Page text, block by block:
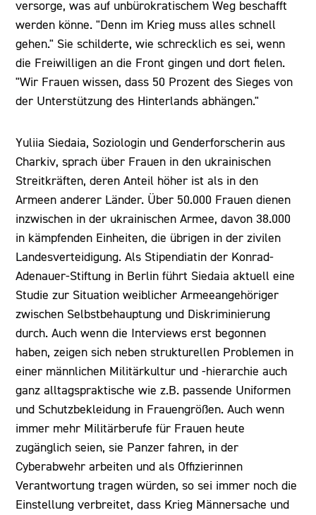
versorge, was auf unbürokratischem Weg beschafft
werden könne. "Denn im Krieg muss alles schnell
gehen." Sie schilderte, wie schrecklich es sei, wenn
die Freiwilligen an die Front gingen und dort fielen.
"Wir Frauen wissen, dass 50 Prozent des Sieges von
der Unterstützung des Hinterlands abhängen."
Yuliia Siedaia, Soziologin und Genderforscherin aus
Charkiv, sprach über Frauen in den ukrainischen
Streitkräften, deren Anteil höher ist als in den
Armeen anderer Länder. Über 50.000 Frauen dienen
inzwischen in der ukrainischen Armee, davon 38.000
in kämpfenden Einheiten, die übrigen in der zivilen
Landesverteidigung. Als Stipendiatin der Konrad-
Adenauer-Stiftung in Berlin führt Siedaia aktuell eine
Studie zur Situation weiblicher Armeeangehöriger
zwischen Selbstbehauptung und Diskriminierung
durch. Auch wenn die Interviews erst begonnen
haben, zeigen sich neben strukturellen Problemen in
einer männlichen Militärkultur und -hierarchie auch
ganz alltagspraktische wie z.B. passende Uniformen
und Schutzbekleidung in Frauengrößen. Auch wenn
immer mehr Militärberufe für Frauen heute
zugänglich seien, sie Panzer fahren, in der
Cyberabwehr arbeiten und als Offizierinnen
Verantwortung tragen würden, so sei immer noch die
Einstellung verbreitet, dass Krieg Männersache und